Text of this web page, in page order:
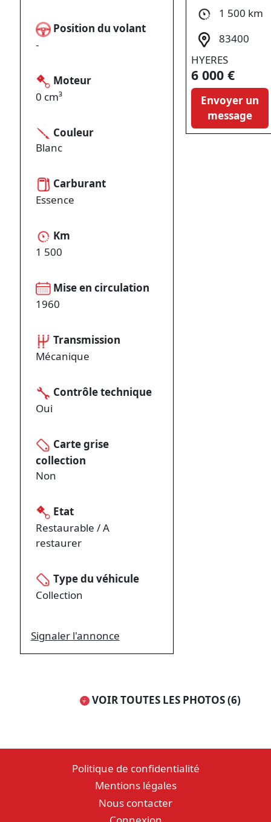
VOIR TOUTES LES PHOTOS (6)
Position du volant
-
Moteur
0 cm³
Couleur
Blanc
Carburant
Essence
Km
1 500
Mise en circulation
1960
Transmission
Mécanique
Contrôle technique
Oui
Carte grise
collection
Non
Etat
Restaurable / A
restaurer
Type du véhicule
Collection
Signaler l'annonce
1 500 km
83400
HYERES
6 000 €
Envoyer un
message
Politique de confidentialité
Mentions légales
Nous contacter